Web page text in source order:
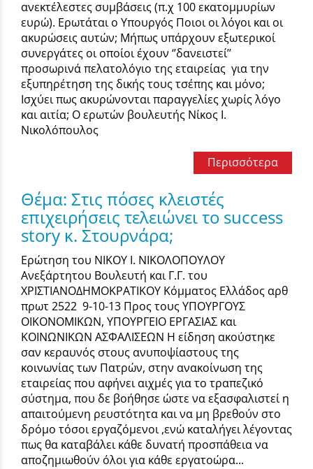
ανεκτέλεστες συμβάσεις (π.χ 100 εκατομμυρίων
ευρώ). Ερωτάται ο Υπουργός Ποιοι οι λόγοι και οι
ακυρώσεις αυτών; Μήπως υπάρχουν εξωτερικοί
συνεργάτες οι οποίοι έχουν ‘’δανειστεί’’
προσωρινά πελατολόγιο της εταιρείας για την
εξυπηρέτηση της δικής τους τσέπης και μόνο;
Ισχύει πως ακυρώνονται παραγγελίες χωρίς λόγο
και αιτία; Ο ερωτών βουλευτής Νίκος Ι.
Νικολόπουλος
Περισσότερα
Θέμα: Στις πόσες κλειστές
επιχειρήσεις τελειώνει το success
story κ. Στουρνάρα;
Ερώτηση του ΝΙΚΟΥ Ι. ΝΙΚΟΛΟΠΟΥΛΟΥ
Ανεξάρτητου Βουλευτή και Γ.Γ. του
ΧΡΙΣΤΙΑΝΟΔΗΜΟΚΡΑΤΙΚΟΥ Κόμματος Ελλάδος αρθ
πρωτ 2522 9-10-13 Προς τους ΥΠΟΥΡΓΟΥΣ
ΟΙΚΟΝΟΜΙΚΩΝ, ΥΠΟΥΡΓΕΙΟ ΕΡΓΑΣΙΑΣ και
ΚΟΙΝΩΝΙΚΩΝ ΑΣΦΑΛΙΣΕΩΝ Η είδηση ακούστηκε
σαν κεραυνός στους ανυποψίαστους της
κοινωνίας των Πατρών, στην ανακοίνωση της
εταιρείας που αφήνει αιχμές για το τραπεζικό
σύστημα, που δε βοήθησε ώστε να εξασφαλιστεί η
απαιτούμενη ρευστότητα και να μη βρεθούν στο
δρόμο τόσοι εργαζόμενοι ,ενώ καταλήγει λέγοντας
πως θα καταβάλει κάθε δυνατή προσπάθεια να
αποζημιωθούν όλοι για κάθε εργατοώρα...